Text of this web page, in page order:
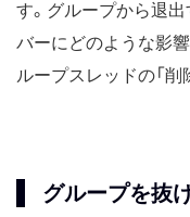
す。グループから退
バーにどのような影
ループスレッドの「削
グループを抜